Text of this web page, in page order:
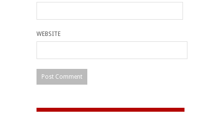
WEBSITE